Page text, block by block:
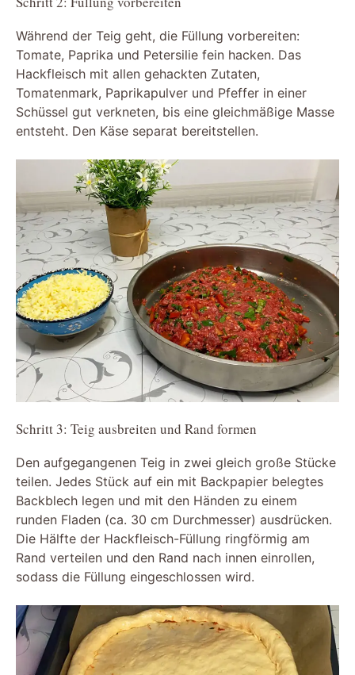
Während der Teig geht, die Füllung vorbereiten:
Tomate, Paprika und Petersilie fein hacken. Das
Hackfleisch mit allen gehackten Zutaten,
Tomatenmark, Paprikapulver und Pfeffer in einer
Schüssel gut verkneten, bis eine gleichmäßige Masse
entsteht. Den Käse separat bereitstellen.
Schritt 3: Teig ausbreiten und Rand formen
Den aufgegangenen Teig in zwei gleich große Stücke
teilen. Jedes Stück auf ein mit Backpapier belegtes
Backblech legen und mit den Händen zu einem
runden Fladen (ca. 30 cm Durchmesser) ausdrücken.
Die Hälfte der Hackfleisch-Füllung ringförmig am
Rand verteilen und den Rand nach innen einrollen,
sodass die Füllung eingeschlossen wird.